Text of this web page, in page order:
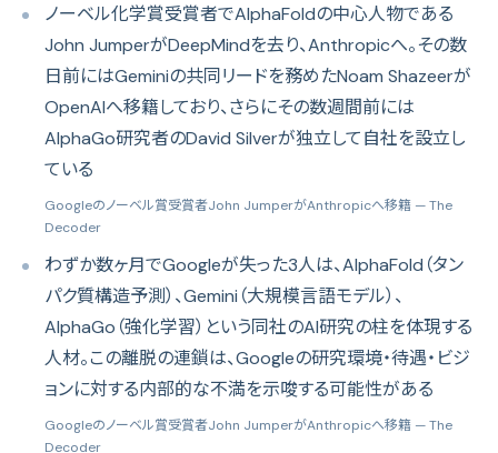
ノーベル化学賞受賞者でAlphaFoldの中心人物である
John JumperがDeepMindを去り、Anthropicへ。その数
日前にはGeminiの共同リードを務めたNoam Shazeerが
OpenAIへ移籍しており、さらにその数週間前には
AlphaGo研究者のDavid Silverが独立して自社を設立し
ている
Googleのノーベル賞受賞者John JumperがAnthropicへ移籍 — The
Decoder
わずか数ヶ月でGoogleが失った3人は、AlphaFold（タン
パク質構造予測）、Gemini（大規模言語モデル）、
AlphaGo（強化学習）という同社のAI研究の柱を体現する
人材。この離脱の連鎖は、Googleの研究環境・待遇・ビジ
ョンに対する内部的な不満を示唆する可能性がある
Googleのノーベル賞受賞者John JumperがAnthropicへ移籍 — The
Decoder